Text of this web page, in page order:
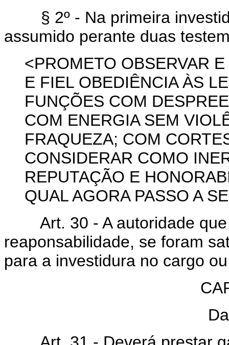
§ 2º - Na primeira
assumido perante duas
<PROMETO OBSERVAR
E FIEL OBEDIÊNCIA ÀS
FUNÇÕES COM
COM ENERGIA SEM
FRAQUEZA; COM
CONSIDERAR COMO
REPUTAÇÃO E
QUAL AGORA PASSO A
Art. 30 - A autoridade que
reaponsabilidade, se foram
para a investidura no cargo